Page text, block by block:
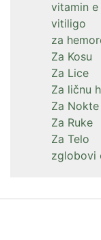
vitamin e
vitiligo
za
Za Kosu
Za Lice
Za ličnu
Za Nokte
Za Ruke
Za Telo
zglobovi